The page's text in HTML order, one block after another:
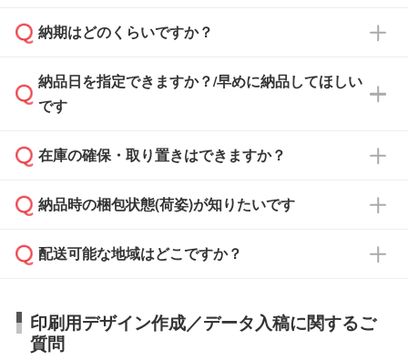
どの場合は、月末締め翌月末払いに対応可能で
また、卒業・卒園記念品で対策委員会や個人様
校や幼稚園・保育園であれば、同様の条件でご
ご希望の際は担当スタッフまでお気軽にご相談
ください。
納品書・領収書は ご依頼をいただいた場合の
ず、通常はPDFデータをメール添付でお送りし
ます。
たは注文フォームの『ご注文に関する備考欄』
納期はどのくらいですか？
・印刷する場合(500個程度)
ご入金、イメージ画像の校了から約2週間～2
ご入金確認後、1～2営業日で出荷いたしま
タッフまでお問い合わせください。
納品日を指定できますか？/早めに納品してほしい
です
ご希望の納期がある場合は、お問い合わせ・お
い。
応が可能かご案内いたします。
す。>>対象商品はこちら
※最短出荷日は商品によって異なります。各商
在庫の確保・取り置きはできますか？
ご入金確認後に在庫を確保し、注文確定のご連
はできかねますので予めご了承ください。
納品時の梱包状態(荷姿)が知りたいです
商品によって異なります。各ページにある商品
す。(白箱、化粧箱、ブリスターパックなど)
【袋入り】 商品がひとつずつ袋に入っていま
配送可能な地域はどこですか？
日本全国へお届けが可能です。なお、海外への
直接納品は行っておりませんので予めご了承く
ださい。
印刷用デザイン作成／データ入稿に関するご
質問